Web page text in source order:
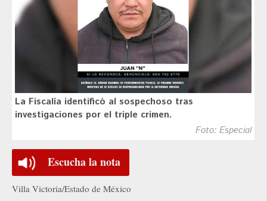
La Fiscalía identificó al sospechoso tras
investigaciones por el triple crimen.
Foto: Especial
Escucha la nota
Villa Victoria/Estado de México